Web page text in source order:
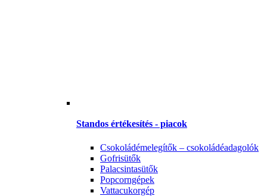
Standos értékesítés - piacok
Csokoládémelegítők – csokoládéadagolók
Gofrisütők
Palacsintasütők
Popcorngépek
Vattacukorgép